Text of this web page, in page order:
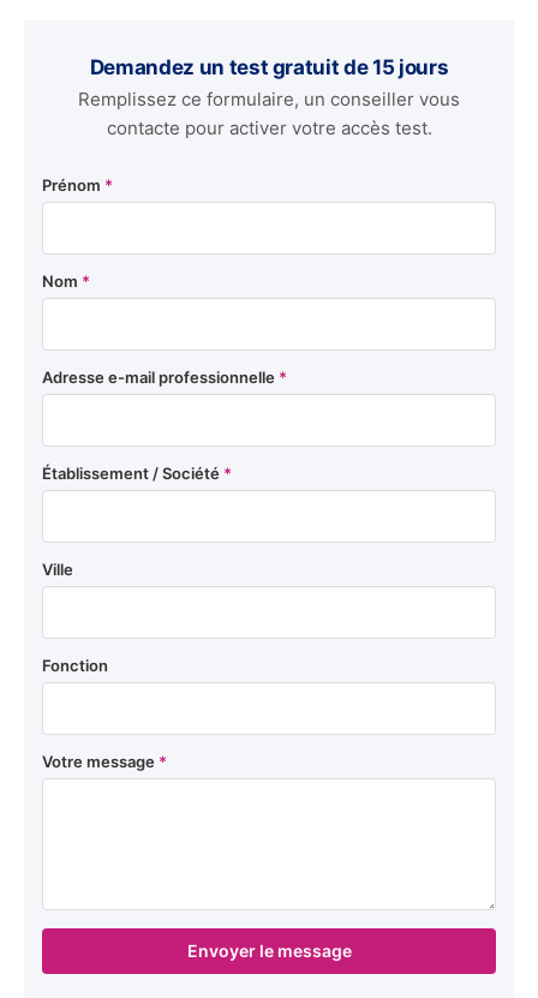
Demandez un test gratuit de 15 jours
Remplissez ce formulaire, un conseiller vous
contacte pour activer votre accès test.
Prénom *
Nom *
Adresse e-mail professionnelle *
Établissement / Société *
Ville
Fonction
Votre message *
Envoyer le message